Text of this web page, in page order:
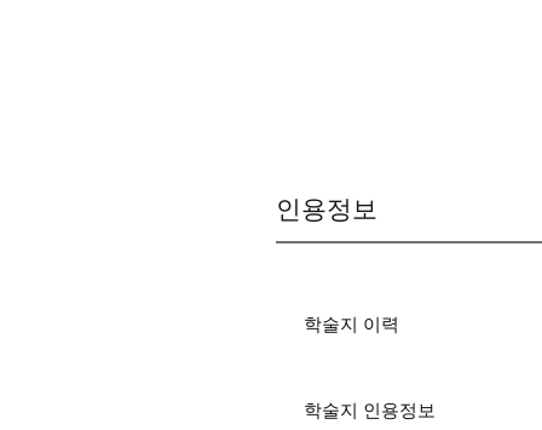
인용정보
학술지 이력
학술지 인용정보